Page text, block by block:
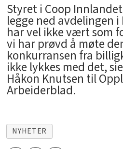
Styret i Coop
legge ned avdelingen
har vel ikke vært som
vi har prøvd å møte
konkurransen fra
ikke lykkes med det,
Håkon Knutsen til
Arbeiderblad.
NYHETER